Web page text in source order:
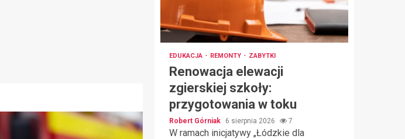
EDUKACJA REMONTY ZABYTKI
Renowacja elewacji
zgierskiej szkoły:
przygotowania w toku
Robert Górniak 6 sierpnia 2026 7
W ramach inicjatywy „Łódzkie dla